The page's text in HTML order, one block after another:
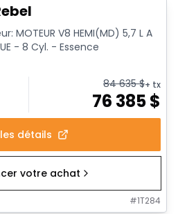
MOTEUR V8 HEMI(MD) 5,7 L A
- 8 Cyl. - Essence
84 635$+ tx
76 385$
détails
votre achat
#1T284